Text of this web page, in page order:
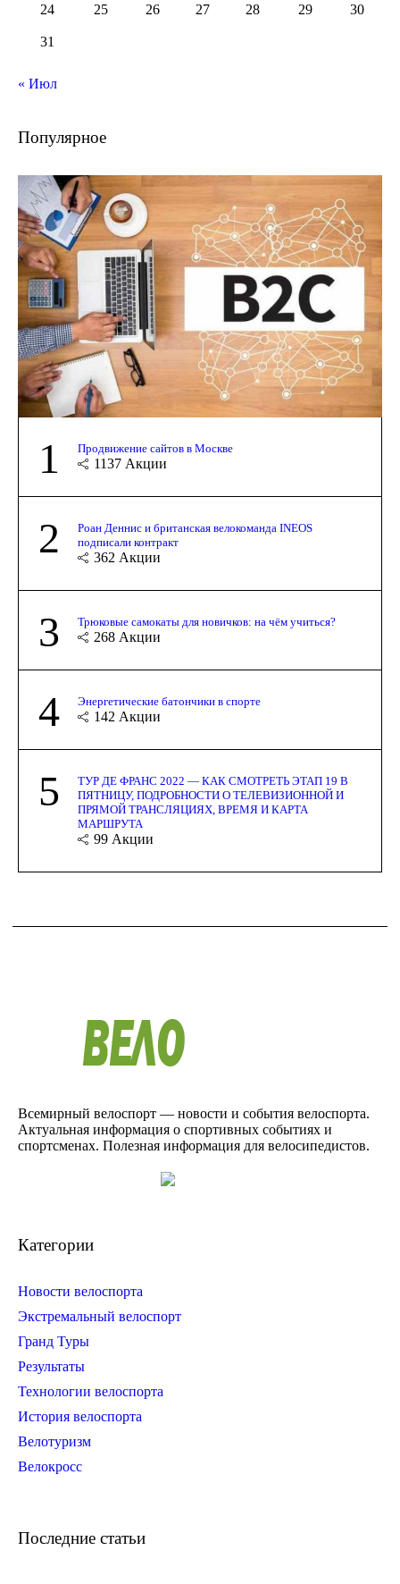
24 25 26 27 28 29 30
31
« Июл
Популярное
1 Продвижение сайтов в Москве
1137 Акции
2
Роан Деннис и британская велокоманда INEOS
подписали контракт
362 Акции
3 Трюковые самокаты для новичков: на чём учиться?
268 Акции
4 Энергетические батончики в спорте
142 Акции
5
ТУР ДЕ ФРАНС 2022 — КАК СМОТРЕТЬ ЭТАП 19 В
ПЯТНИЦУ, ПОДРОБНОСТИ О ТЕЛЕВИЗИОННОЙ И
ПРЯМОЙ ТРАНСЛЯЦИЯХ, ВРЕМЯ И КАРТА
МАРШРУТА
99 Акции
Всемирный велоспорт — новости и события велоспорта.
Актуальная информация о спортивных событиях и
спортсменах. Полезная информация для велосипедистов.
Категории
Новости велоспорта
Экстремальный велоспорт
Гранд Туры
Результаты
Технологии велоспорта
История велоспорта
Велотуризм
Велокросс
Последние статьи